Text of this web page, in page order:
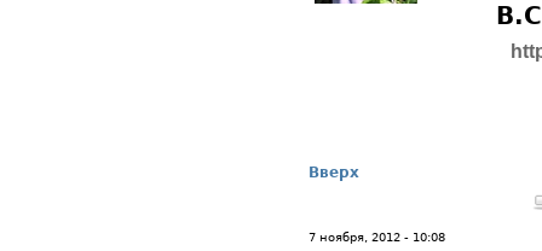
Вверх
7 ноября, 2012 - 10:08